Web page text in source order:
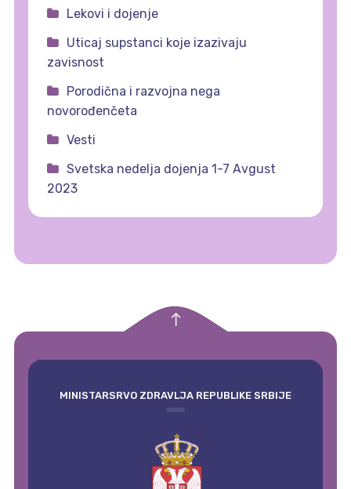
Lekovi i dojenje
Uticaj supstanci koje izazivaju
zavisnost
Porodična i razvojna nega
novorođenčeta
Vesti
Svetska nedelja dojenja 1-7 Avgust
2023
MINISTARSRVO ZDRAVLJA REPUBLIKE SRBIJE